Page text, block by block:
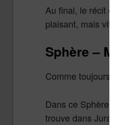
Au final, le récit est
plaisant, mais vite
Sphère –
Comme toujours chez
Dans ce Sphère, les
trouve dans Jurassic